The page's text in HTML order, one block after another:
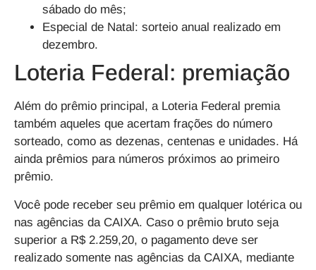
sábado do mês;
Especial de Natal: sorteio anual realizado em
dezembro.
Loteria Federal: premiação
Além do prêmio principal, a Loteria Federal premia
também aqueles que acertam frações do número
sorteado, como as dezenas, centenas e unidades. Há
ainda prêmios para números próximos ao primeiro
prêmio.
Você pode receber seu prêmio em qualquer lotérica ou
nas agências da CAIXA. Caso o prêmio bruto seja
superior a ​R$ 2.259,20, o pagamento deve ser
realizado somente nas agências da CAIXA, mediante